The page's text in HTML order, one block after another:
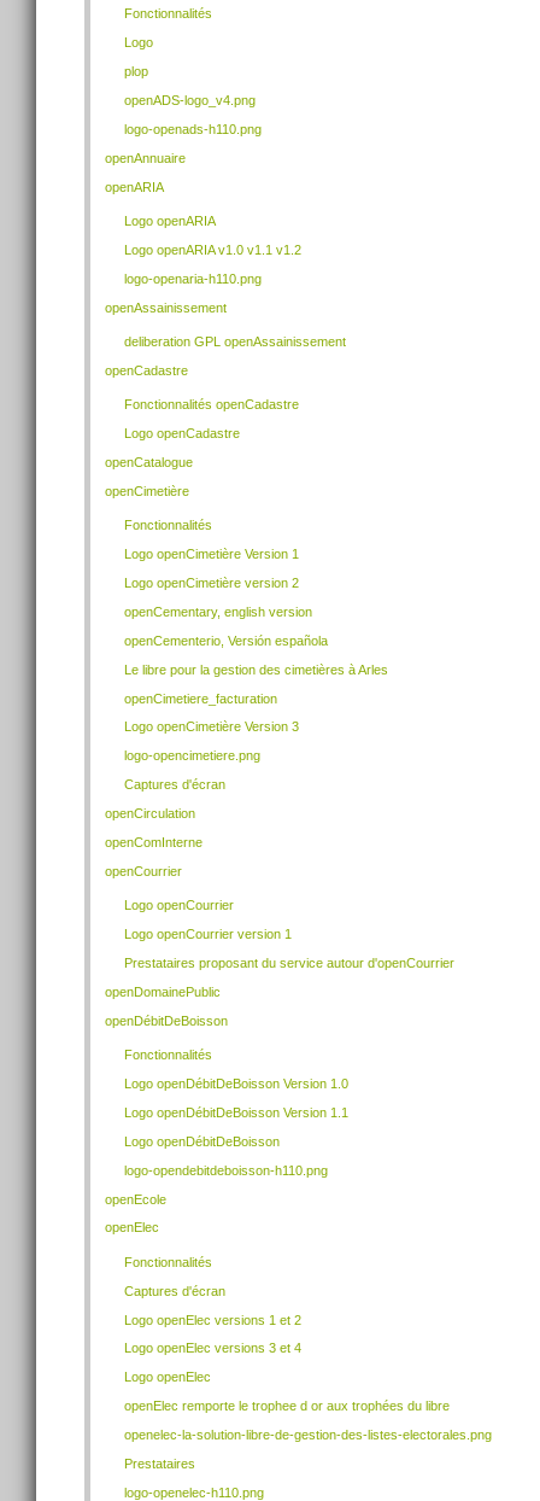
Fonctionnalités
Logo
plop
openADS-logo_v4.png
logo-openads-h110.png
openAnnuaire
openARIA
Logo openARIA
Logo openARIA v1.0 v1.1 v1.2
logo-openaria-h110.png
openAssainissement
deliberation GPL openAssainissement
openCadastre
Fonctionnalités openCadastre
Logo openCadastre
openCatalogue
openCimetière
Fonctionnalités
Logo openCimetière Version 1
Logo openCimetière version 2
openCementary, english version
openCementerio, Versión española
Le libre pour la gestion des cimetières à Arles
openCimetiere_facturation
Logo openCimetière Version 3
logo-opencimetiere.png
Captures d'écran
openCirculation
openComInterne
openCourrier
Logo openCourrier
Logo openCourrier version 1
Prestataires proposant du service autour d'openCourrier
openDomainePublic
openDébitDeBoisson
Fonctionnalités
Logo openDébitDeBoisson Version 1.0
Logo openDébitDeBoisson Version 1.1
Logo openDébitDeBoisson
logo-opendebitdeboisson-h110.png
openEcole
openElec
Fonctionnalités
Captures d'écran
Logo openElec versions 1 et 2
Logo openElec versions 3 et 4
Logo openElec
openElec remporte le trophee d or aux trophées du libre
openelec-la-solution-libre-de-gestion-des-listes-electorales.png
Prestataires
logo-openelec-h110.png